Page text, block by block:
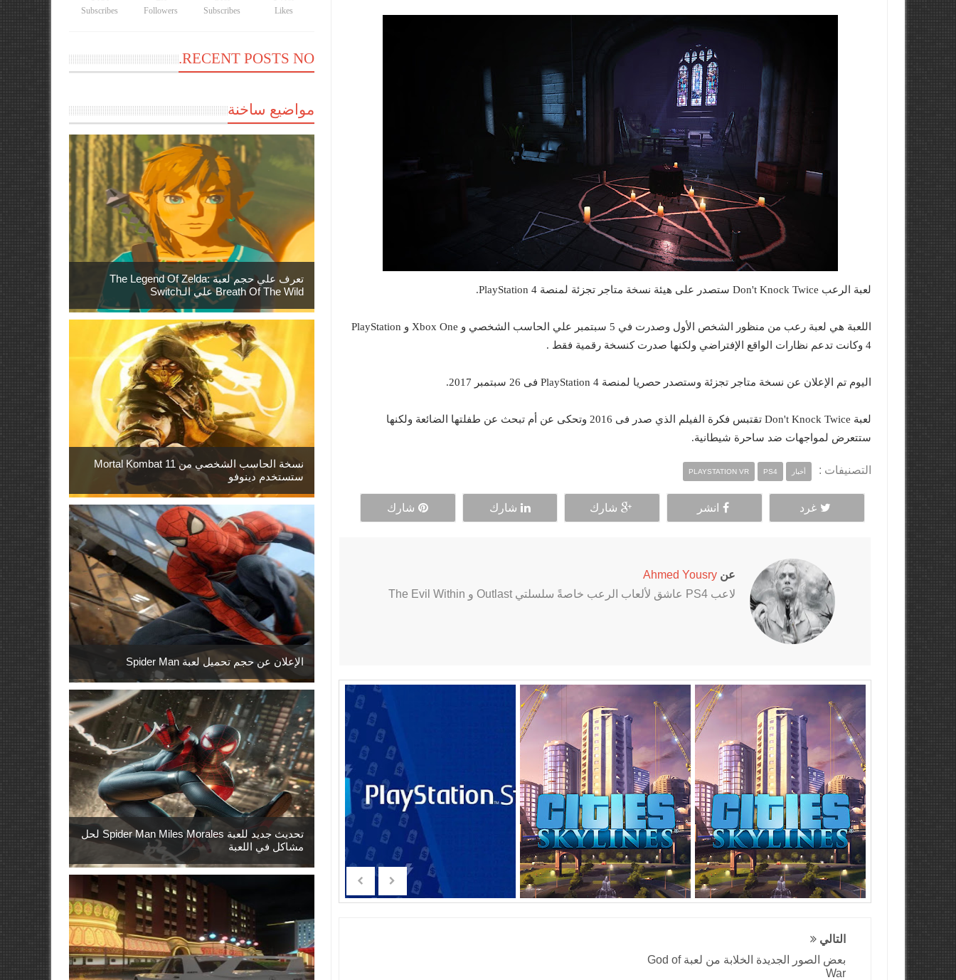
لعبة الرعب Don't Knock Twice ستصدر على هيئة نسخة متاجر تجزئة لمنصة PlayStation 4.
اللعبة هي لعبة رعب من منظور الشخص الأول وصدرت في 5 سبتمبر علي الحاسب الشخصي و Xbox One و PlayStation
4 وكانت تدعم نظارات الواقع الإفتراضي ولكنها صدرت كنسخة رقمية فقط .
اليوم تم الإعلان عن نسخة متاجر تجزئة وستصدر حصريا لمنصة PlayStation 4 فى 26 سبتمبر 2017.
لعبة Don't Knock Twice تقتبس فكرة الفيلم الذي صدر فى 2016 وتحكى عن أم تبحث عن طفلتها الضائعة ولكنها
ستتعرض لمواجهات ضد ساحرة شيطانية.
التصنيفات : أخبار PLAYSTATION VR PS4
غرد انشر شارك شارك شارك
عن Ahmed Yousry
لاعب PS4 عاشق لألعاب الرعب خاصةً سلسلتي Outlast و The Evil Within
التالي
بعض الصور الجديدة الخلابة من لعبة God of
War
Likes
Subscribes
Followers
Subscribes
RECENT POSTS NO.
مواضيع ساخنة
تعرف علي حجم لعبة The Legend Of Zelda:
Breath Of The Wild علي الـSwitch
نسخة الحاسب الشخصي من Mortal Kombat 11
ستستخدم دينوفو
الإعلان عن حجم تحميل لعبة Spider Man
تحديث جديد للعبة Spider Man Miles Morales لحل
مشاكل في اللعبة